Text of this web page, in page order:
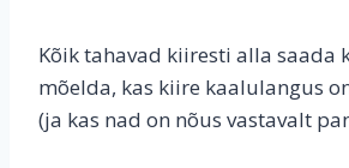
Kõik tahavad kiiresti alla saada
mõelda, kas kiire kaalulangus
(ja kas nad on nõus vastavalt